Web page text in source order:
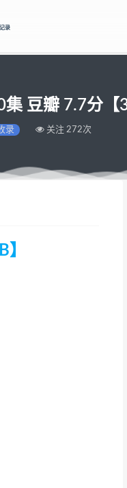
录
豆瓣 7.7分【
录 关注 272次